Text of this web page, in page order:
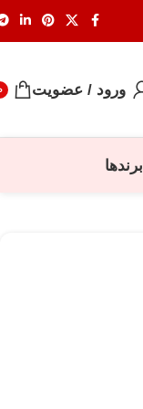
ورود / عضویت
برندها